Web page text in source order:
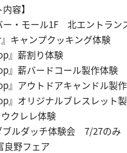
容】
ー・モール1F 北エントラン
キャンプクッキング体験
』薪割り体験
』薪バードコール製作体験
』アウトドアキャンドル製
』オリジナルブレスレット
ウクレレ体験
ブルダッチ体験会 7/27のみ
良野フェア